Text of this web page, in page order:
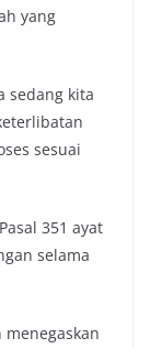
yang
sedang kita
sesuai
351 ayat
selama